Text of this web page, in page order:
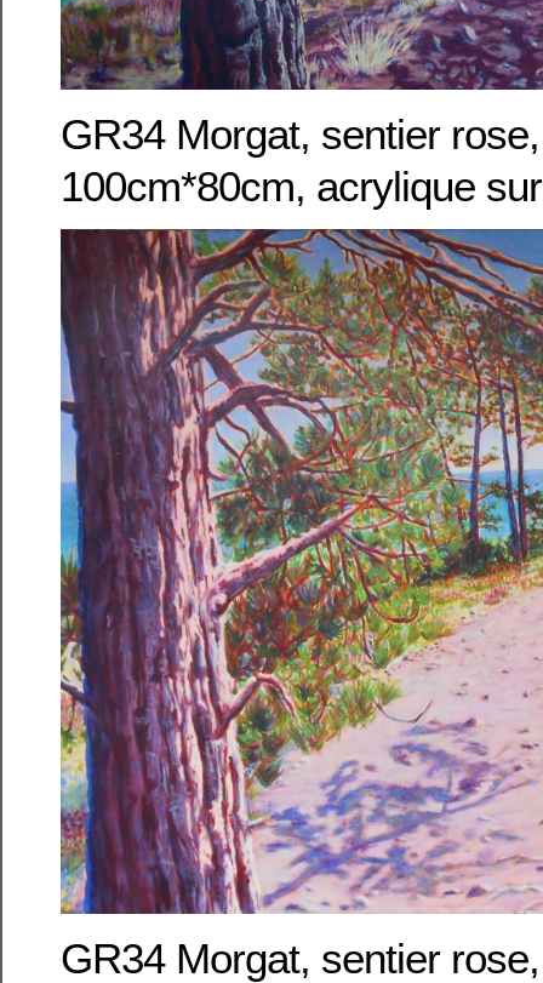
GR34 Morgat, sentier
100cm*80cm, acrylique
GR34 Morgat, sentier